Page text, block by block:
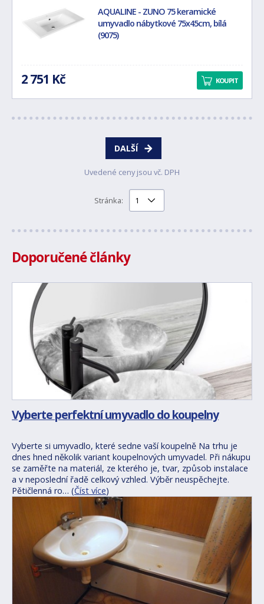
AQUALINE - ZUNO 75 keramické
umyvadlo nábytkové 75x45cm, bílá
(9075)
2 751 Kč KOUPIT
DALŠÍ
Uvedené ceny jsou vč. DPH
Stránka:
Doporučené články
Vyberte perfektní umyvadlo do koupelny
Vyberte si umyvadlo, které sedne vaší koupelně Na trhu je
dnes hned několik variant koupelnových umyvadel. Při nákupu
se zaměřte na materiál, ze kterého je, tvar, způsob instalace
a v neposlední řadě celkový vzhled. Výběr neuspěchejte.
Pětičlenná ro… (Číst více)